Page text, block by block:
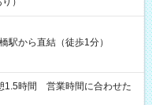
から直結（徒歩1分）